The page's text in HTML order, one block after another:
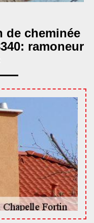
de cheminée
ramoneur